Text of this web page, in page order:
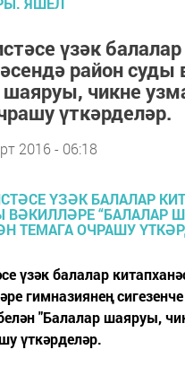
үзәк балалар
район суды
шаяруы, чикне
үткәрделәр.
2016 - 06:18
үзәк балалар
гимназиянең
"Балалар шаяруы,
үткәрделәр.